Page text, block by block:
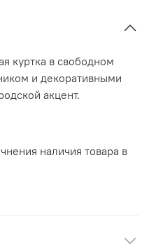
куртка в свободном
и декоративными
акцент.
наличия товара в